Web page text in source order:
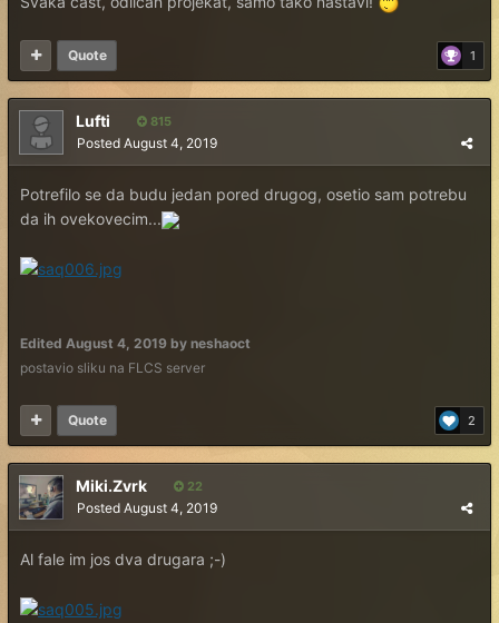
1
Quote
Lufti 815
Posted August 4, 2019
Potrefilo se da budu jedan pored drugog, osetio sam potrebu
da ih ovekovecim...
Edited August 4, 2019 by neshaoct
postavio sliku na FLCS server
2
Quote
Miki.Zvrk 22
Posted August 4, 2019
Al fale im jos dva drugara ;-)